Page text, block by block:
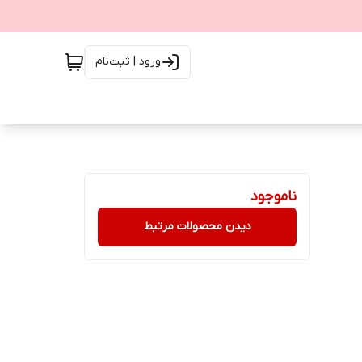
ورود | ثبت‌نام
ناموجود
دیدن محصولات مرتبط